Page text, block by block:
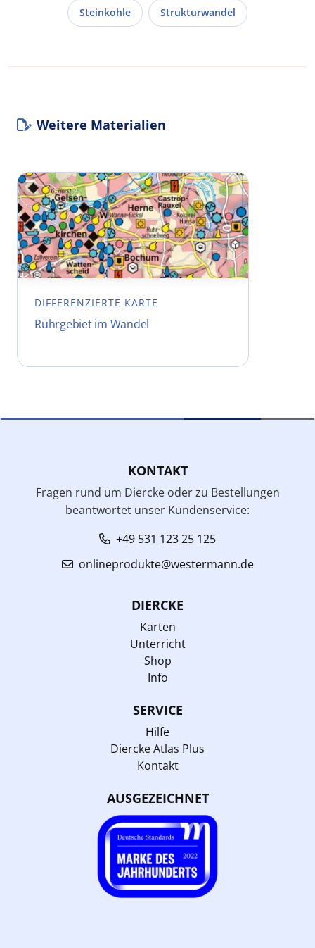
Steinkohle Strukturwandel
Weitere Materialien
DIFFERENZIERTE KARTE
Ruhrgebiet im Wandel
KONTAKT
Fragen rund um Diercke oder zu Bestellungen
beantwortet unser Kundenservice:
+49 531 123 25 125
onlineprodukte@westermann.de
DIERCKE
Karten
Unterricht
Shop
Info
SERVICE
Hilfe
Diercke Atlas Plus
Kontakt
AUSGEZEICHNET